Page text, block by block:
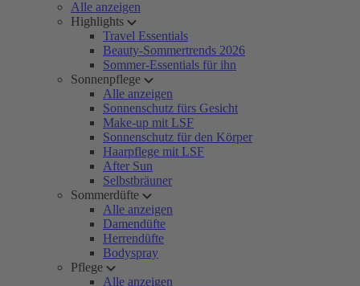
Alle anzeigen
Highlights
Travel Essentials
Beauty-Sommertrends 2026
Sommer-Essentials für ihn
Sonnenpflege
Alle anzeigen
Sonnenschutz fürs Gesicht
Make-up mit LSF
Sonnenschutz für den Körper
Haarpflege mit LSF
After Sun
Selbstbräuner
Sommerdüfte
Alle anzeigen
Damendüfte
Herrendüfte
Bodyspray
Pflege
Alle anzeigen